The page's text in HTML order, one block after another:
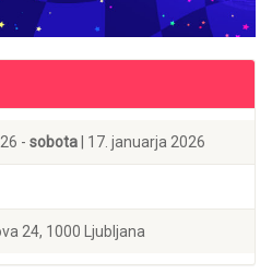
- sobota | 17. januarja 2026
24, 1000 Ljubljana